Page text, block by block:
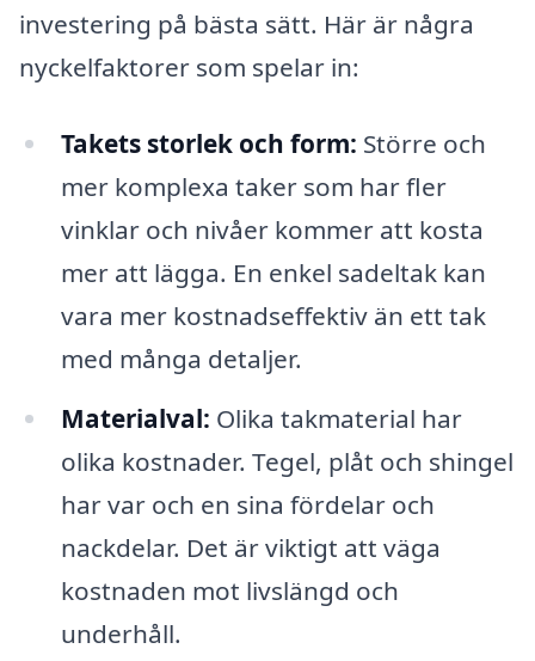
investering på bästa sätt. Här är några
nyckelfaktorer som spelar in:
Takets storlek och form: Större och
mer komplexa taker som har fler
vinklar och nivåer kommer att kosta
mer att lägga. En enkel sadeltak kan
vara mer kostnadseffektiv än ett tak
med många detaljer.
Materialval: Olika takmaterial har
olika kostnader. Tegel, plåt och shingel
har var och en sina fördelar och
nackdelar. Det är viktigt att väga
kostnaden mot livslängd och
underhåll.